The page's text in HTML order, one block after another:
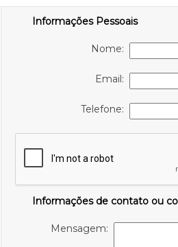
Informações Pessoais
Nome:
Email:
Telefone:
Informações de contato ou
Mensagem: